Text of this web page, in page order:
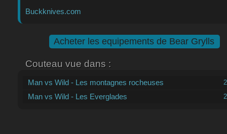
Buckknives.com
Acheter les equipements de Bear Grylls
Couteau vue dans :
Man vs Wild - Les montagnes rocheuses
Man vs Wild - Les Everglades